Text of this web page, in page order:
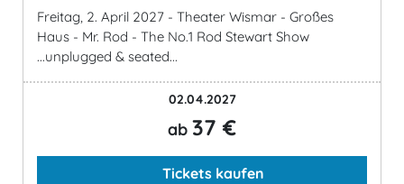
Freitag, 2. April 2027 - Theater Wismar - Großes
Haus - Mr. Rod - The No.1 Rod Stewart Show
...unplugged & seated...
02.04.2027
ab 37 €
Tickets kaufen